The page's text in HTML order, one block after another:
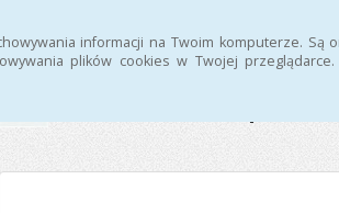
informacji na Twoim komputerze.
plików cookies w Twojej